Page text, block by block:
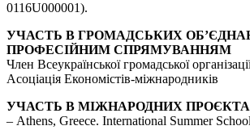
0116U000001).
УЧАСТЬ В ГРОМАДСЬКИХ
ПРОФЕСІЙНИМ СПРЯМУВАННЯМ
Член Всеукраїнської громадської
Асоціація Економістів-міжнародників
УЧАСТЬ В МІЖНАРОДНИХ
– Athens, Greece. International Summer